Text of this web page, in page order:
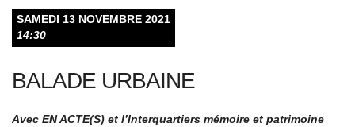
SAMEDI 13 NOVEMBRE 2021
14:30
BALADE URBAINE
Avec EN ACTE(S) et l’Interquartiers mémoire et patrimoine